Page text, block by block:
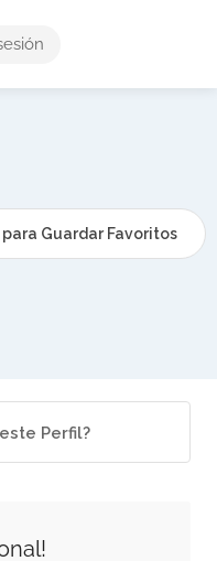
para Guardar Favoritos
Perfil?